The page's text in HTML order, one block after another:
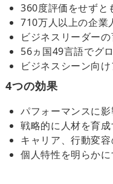
360度評価をせずと
710万人以上の企業
ビジネスリーダー
56ヵ国49言語でグ
ビジネスシーン向
4つの効果
パフォーマンスに
戦略的に人材を育成
キャリア、行動変
個人特性を明らか